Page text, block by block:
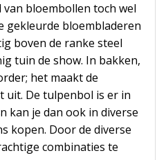
bloembollen toch wel
gekleurde bloembladeren
boven de ranke steel
tuin de show. In bakken,
het maakt de
uit. De tulpenbol is er in
kan je dan ook in diverse
kopen. Door de diverse
combinaties te